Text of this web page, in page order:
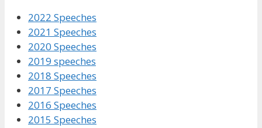
2022 Speeches
2021 Speeches
2020 Speeches
2019 speeches
2018 Speeches
2017 Speeches
2016 Speeches
2015 Speeches